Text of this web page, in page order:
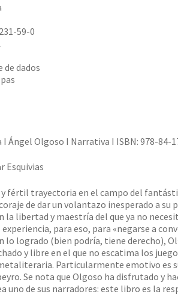
59-0
dados
I Ángel Olgoso I Narrativa I ISBN: 978-84-
Esquivias
y fértil trayectoria en el campo del
de dar un volantazo inesperado a
la libertad y maestría del que ya no
experiencia, para eso, para «negarse a
lo logrado (bien podría, tiene derecho),
y libre en el que no escatima los
Particularmente emotivo es
Se nota que Olgoso ha disfrutado y
uno de sus narradores: este libro es la